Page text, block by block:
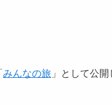
みんなの旅 」として公